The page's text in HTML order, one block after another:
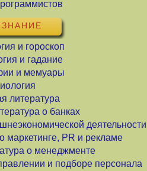
и гороскоп
и гадание
и мемуары
литература
о банках
деятельности
маркетинге, PR и рекламе
о менеджменте
и подборе персонала